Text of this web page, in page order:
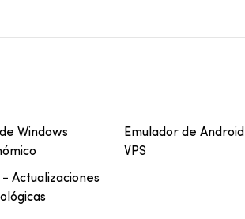
Windows
Emulador de Android
VPS
- Actualizaciones